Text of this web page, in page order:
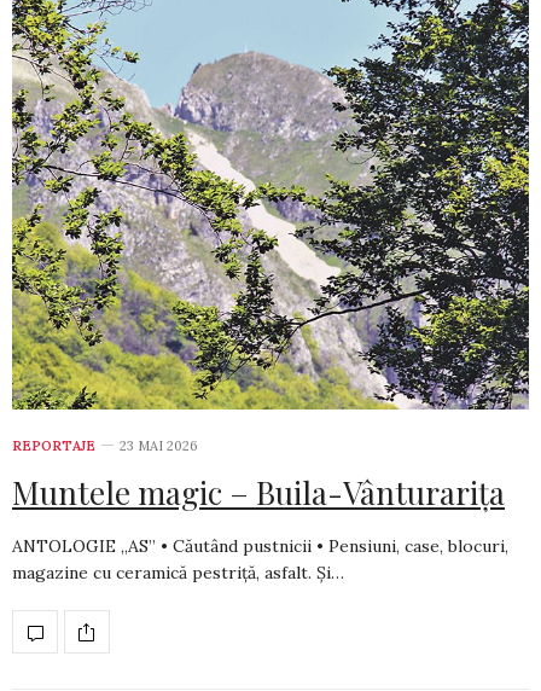
REPORTAJE 23 MAI 2026
Muntele magic – Buila-Vânturarița
ANTOLOGIE „AS” • Căutând pustnicii • Pensiuni, case, blocuri,
magazine cu ceramică pestriţă, asfalt. Şi…